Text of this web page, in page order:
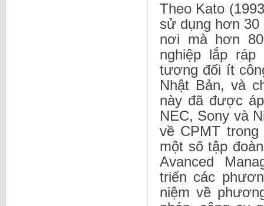
Theo Kato
sử dụng hơn 30
nơi mà hơn
nghiệp lắp
tương đối ít
Nhật Bản, và
này đã được
NEC, Sony và
về CPMT
một số tập
Avanced
triển các
niệm về